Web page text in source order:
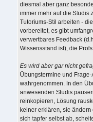
diesmal aber ganz
immer mehr auf die Studis
Tutoriums-Stil arbeiten -
vorbereitet, es gibt
verwertbares Feedback
Wissensstand ist), die
Es wird aber gar nicht
Übungstermine und
wahrgenommen. In den
anwesenden Studis
reinkopieren, Lösung
keiner erklären, sie
sich tapfer selbst ab,